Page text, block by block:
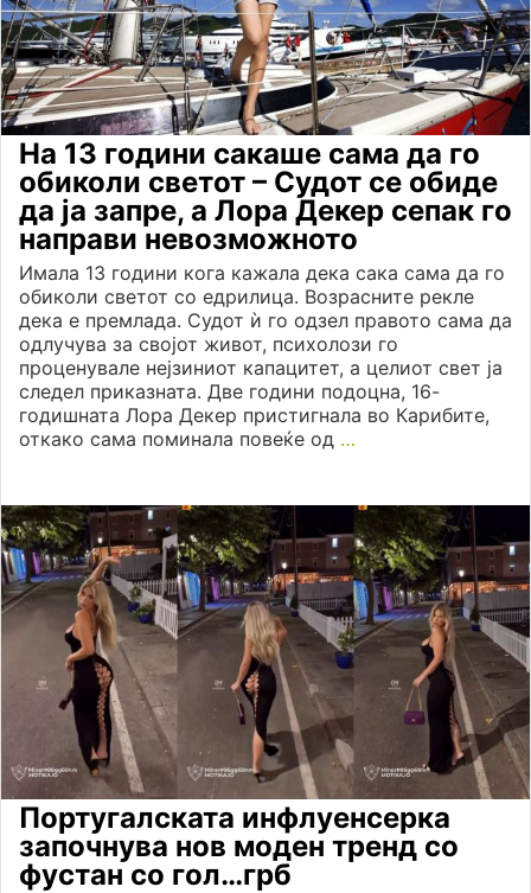
На 13 години сакаше сама да го
обиколи светот – Судот се обиде
да ја запре, а Лора Декер сепак го
направи невозможното
Имала 13 години кога кажала дека сака сама да го
обиколи светот со едрилица. Возрасните рекле
дека е премлада. Судот ѝ го одзел правото сама да
одлучува за својот живот, психолози го
проценувале нејзиниот капацитет, а целиот свет ја
следел приказната. Две години подоцна, 16-
годишната Лора Декер пристигнала во Карибите,
откако сама поминала повеќе од …
Португалската инфлуенсерка
започнува нов моден тренд со
фустан со гол…грб